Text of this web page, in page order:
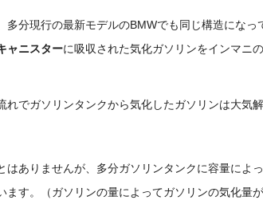
多分現行の最新モデルのBMWでも同じ構造にな
ャニスターに吸収された気化ガソリンをインマニ
れでガソリンタンクから気化したガソリンは大気
はありませんが、多分ガソリンタンクに容量によ
ます。（ガソリンの量によってガソリンの気化量が